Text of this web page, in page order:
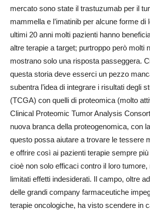
mercato sono state il trastuzumab per il
mammella e l’imatinib per alcune forme di
ultimi 20 anni molti pazienti hanno
altre terapie a target; purtroppo però molti
mostrano solo una risposta passeggera.
questa storia deve esserci un pezzo
subentra l’idea di integrare i risultati degli
(TCGA) con quelli di proteomica (molto
Clinical Proteomic Tumor Analysis
nuova branca della proteogenomica, con
questo possa aiutare a trovare le tessere
e offrire così ai pazienti terapie sempre
cioè non solo efficaci contro il loro
limitati effetti indesiderati. Il campo, oltre
delle grandi company farmaceutiche
terapie oncologiche, ha visto scendere in